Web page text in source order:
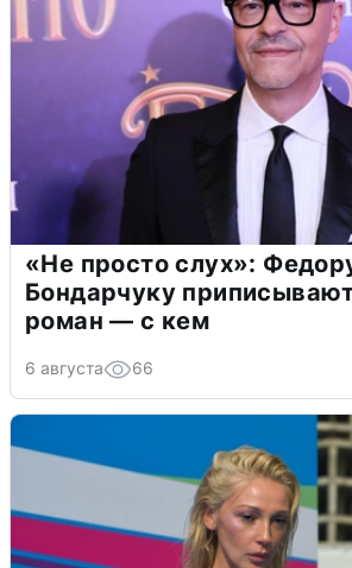
«Не просто слух»:
Бондарчуку
роман — с кем
6 августа 66